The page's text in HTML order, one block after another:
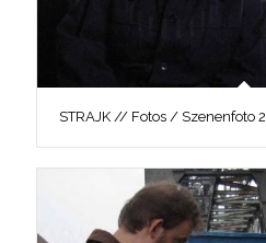
STRAJK // Fotos / Szenenfoto 2